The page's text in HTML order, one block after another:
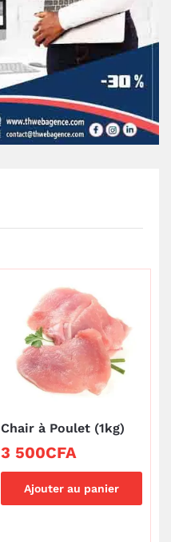
Chair à Poulet (1kg)
3 500CFA
Ajouter au panier